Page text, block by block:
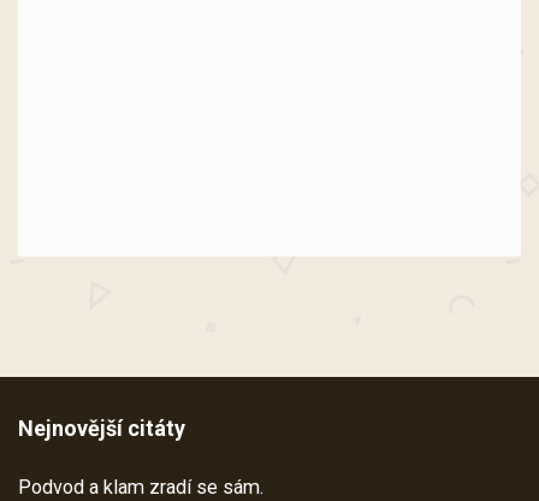
Nejnovější citáty
Podvod a klam zradí se sám.